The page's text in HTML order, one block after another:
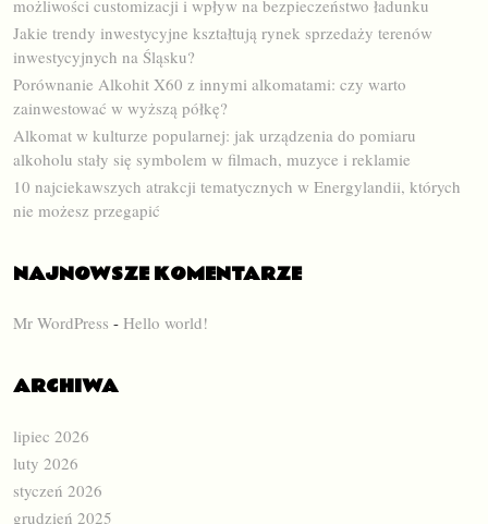
możliwości customizacji i wpływ na bezpieczeństwo ładunku
Jakie trendy inwestycyjne kształtują rynek sprzedaży terenów
inwestycyjnych na Śląsku?
Porównanie Alkohit X60 z innymi alkomatami: czy warto
zainwestować w wyższą półkę?
Alkomat w kulturze popularnej: jak urządzenia do pomiaru
alkoholu stały się symbolem w filmach, muzyce i reklamie
10 najciekawszych atrakcji tematycznych w Energylandii, których
nie możesz przegapić
NAJNOWSZE KOMENTARZE
Mr WordPress - Hello world!
ARCHIWA
lipiec 2026
luty 2026
styczeń 2026
grudzień 2025